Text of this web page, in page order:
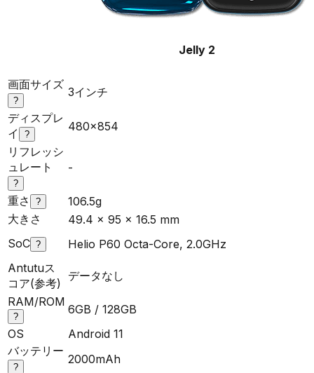
Jelly 2
画面サイズ
?
3インチ
ディスプレ
イ
?
480×854
リフレッシ
ュレート
?
-
重さ ?
106.5g
大きさ
49.4 x 95 x 16.5 mm
SoC ?
Helio P60 Octa-Core, 2.0GHz
Antutuス
コア(参考)
データなし
RAM/ROM
?
6GB / 128GB
OS
Android 11
バッテリー
?
2000mAh